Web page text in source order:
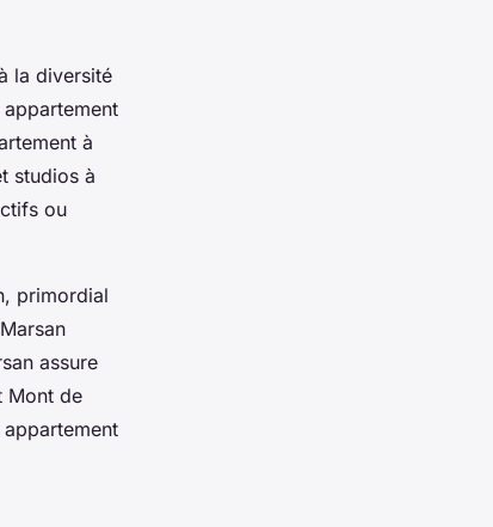
la diversité
à
studios à
ou
primordial
assure
Mont de